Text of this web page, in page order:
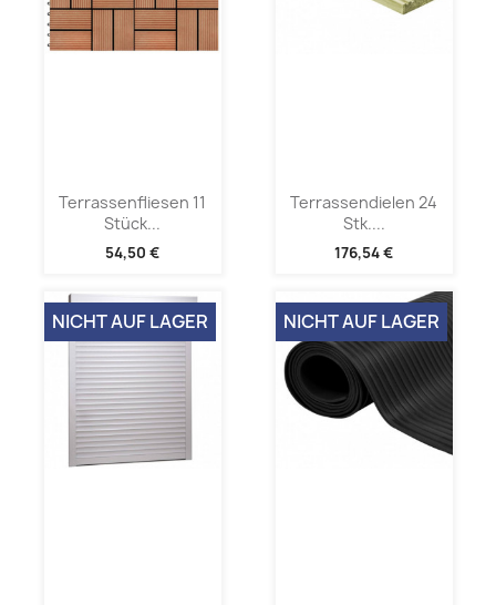
Terrassenfliesen 11
Stück...
54,50 €
Terrassendielen 24
Stk....
176,54 €
NICHT AUF LAGER NICHT AUF LAGER